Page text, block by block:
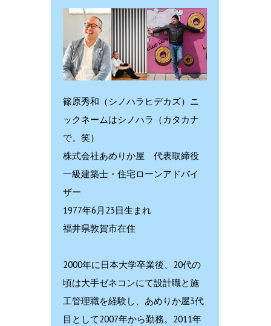
篠原秀和（シノハラヒデカズ）ニ
ックネームはシノハラ（カタカナ
で。笑）
株式会社あめりか屋 代表取締役
一級建築士・住宅ローンアドバイ
ザー
1977年6月23日生まれ
福井県敦賀市在住
2000年に日本大学卒業後、20代の
頃は大手ゼネコンにて設計職と施
工管理職を経験し、あめりか屋3代
目として2007年から勤務。2011年